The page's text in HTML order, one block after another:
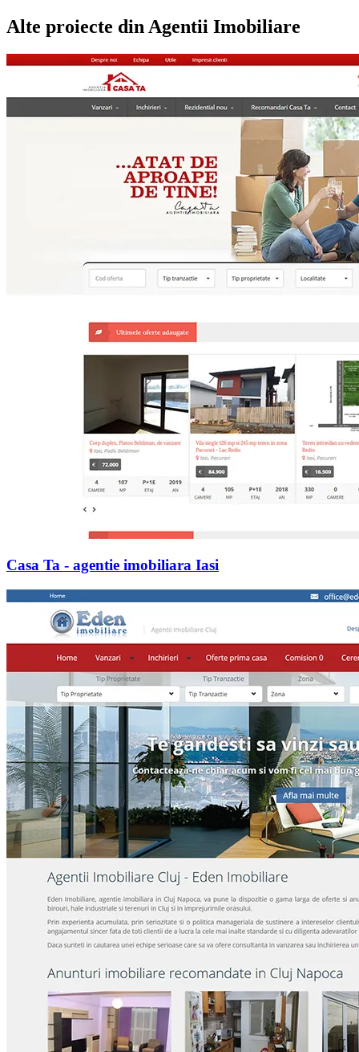
Alte proiecte din Agentii Imobiliare
Casa Ta - agentie imobiliara Iasi